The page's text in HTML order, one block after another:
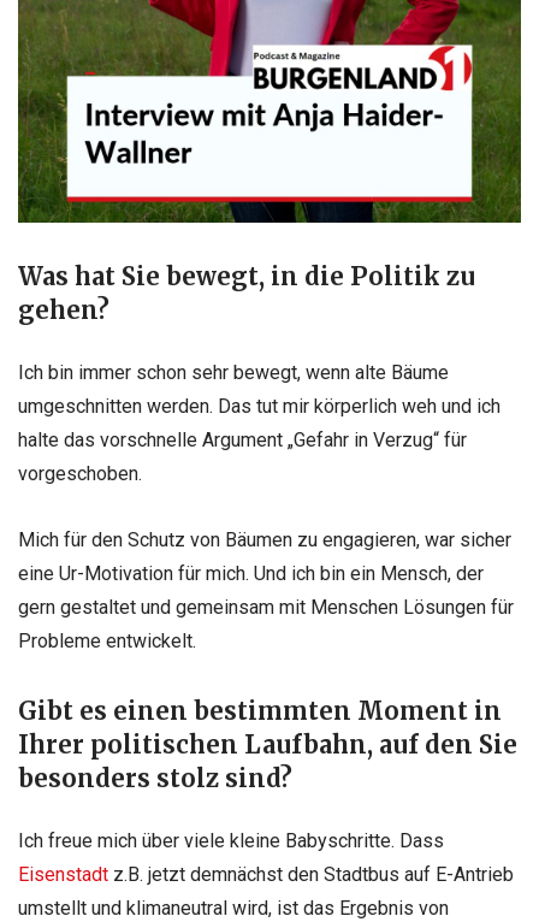
Was hat Sie bewegt, in die Politik zu
gehen?
Ich bin immer schon sehr bewegt, wenn alte Bäume
umgeschnitten werden. Das tut mir körperlich weh und ich
halte das vorschnelle Argument „Gefahr in Verzug“ für
vorgeschoben.
Mich für den Schutz von Bäumen zu engagieren, war sicher
eine Ur-Motivation für mich. Und ich bin ein Mensch, der
gern gestaltet und gemeinsam mit Menschen Lösungen für
Probleme entwickelt.
Gibt es einen bestimmten Moment in
Ihrer politischen Laufbahn, auf den Sie
besonders stolz sind?
Ich freue mich über viele kleine Babyschritte. Dass
Eisenstadt z.B. jetzt demnächst den Stadtbus auf E-Antrieb
umstellt und klimaneutral wird, ist das Ergebnis von